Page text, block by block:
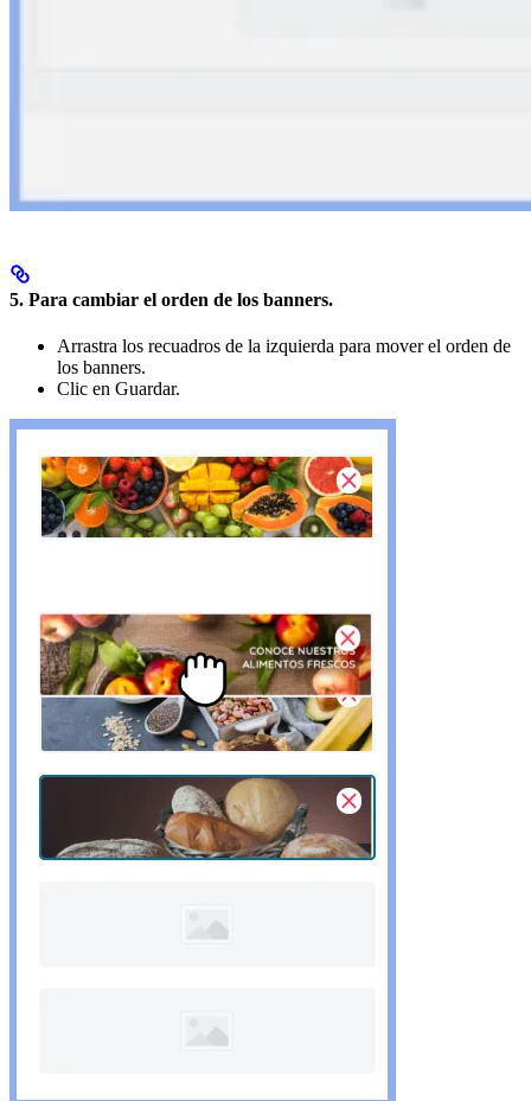
5. Para cambiar el orden de los banners.
Arrastra los recuadros de la izquierda para mover el orden de
los banners.
Clic en Guardar.